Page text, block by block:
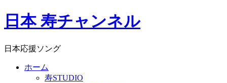
Skip
to日本 寿チャンネル
日本応援ソング
ホーム
寿STUDIO